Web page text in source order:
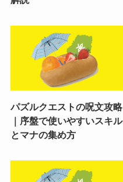
パズルクエストの呪文攻略
｜序盤で使いやすいスキル
とマナの集め方